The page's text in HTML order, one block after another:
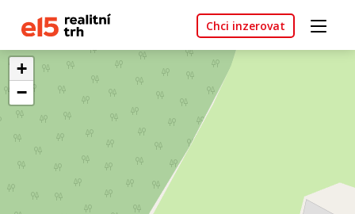
Chci inzerovat
+
−